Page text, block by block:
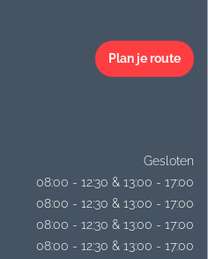
Plan je route
Gesloten
08:00 - 12:30 & 13:00 - 17:00
08:00 - 12:30 & 13:00 - 17:00
08:00 - 12:30 & 13:00 - 17:00
08:00 - 12:30 & 13:00 - 17:00